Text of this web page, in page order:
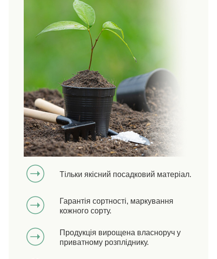
Тільки якісний посадковий матеріал.
Гарантія сортності, маркування
кожного сорту.
Продукція вирощена власноруч у
приватному розпліднику.